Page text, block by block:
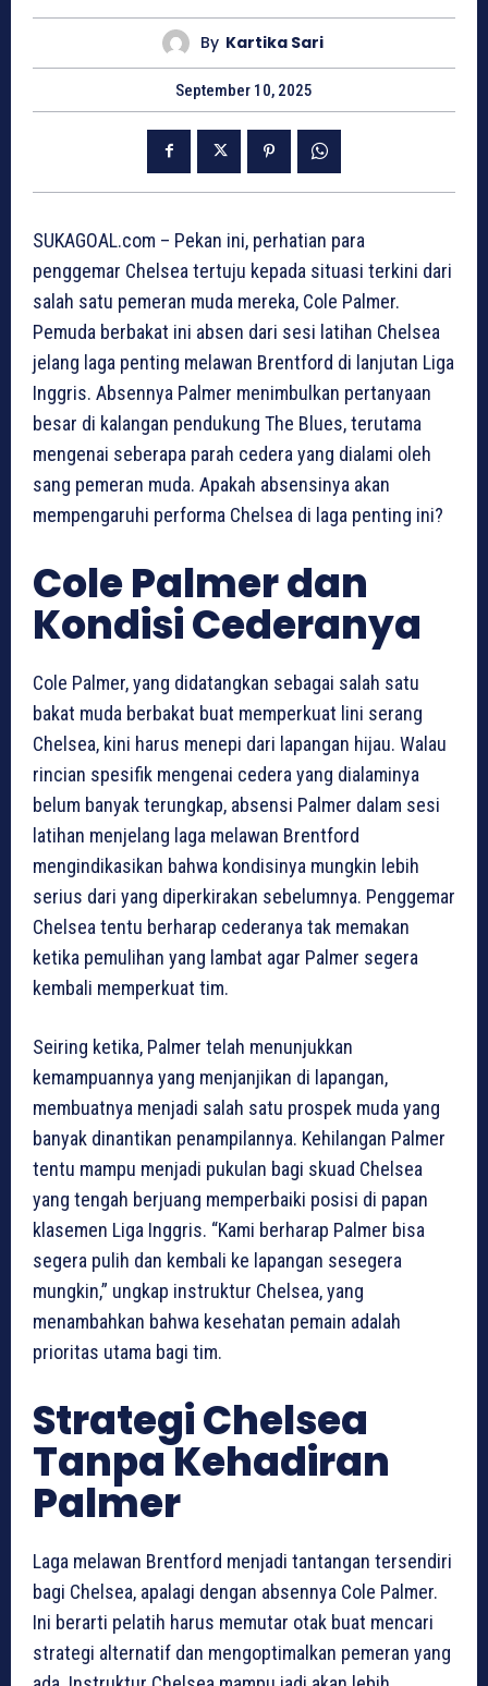
By Kartika Sari
September 10, 2025
SUKAGOAL.com – Pekan ini, perhatian para
penggemar Chelsea tertuju kepada situasi terkini dari
salah satu pemeran muda mereka, Cole Palmer.
Pemuda berbakat ini absen dari sesi latihan Chelsea
jelang laga penting melawan Brentford di lanjutan Liga
Inggris. Absennya Palmer menimbulkan pertanyaan
besar di kalangan pendukung The Blues, terutama
mengenai seberapa parah cedera yang dialami oleh
sang pemeran muda. Apakah absensinya akan
mempengaruhi performa Chelsea di laga penting ini?
Cole Palmer dan
Kondisi Cederanya
Cole Palmer, yang didatangkan sebagai salah satu
bakat muda berbakat buat memperkuat lini serang
Chelsea, kini harus menepi dari lapangan hijau. Walau
rincian spesifik mengenai cedera yang dialaminya
belum banyak terungkap, absensi Palmer dalam sesi
latihan menjelang laga melawan Brentford
mengindikasikan bahwa kondisinya mungkin lebih
serius dari yang diperkirakan sebelumnya. Penggemar
Chelsea tentu berharap cederanya tak memakan
ketika pemulihan yang lambat agar Palmer segera
kembali memperkuat tim.
Seiring ketika, Palmer telah menunjukkan
kemampuannya yang menjanjikan di lapangan,
membuatnya menjadi salah satu prospek muda yang
banyak dinantikan penampilannya. Kehilangan Palmer
tentu mampu menjadi pukulan bagi skuad Chelsea
yang tengah berjuang memperbaiki posisi di papan
klasemen Liga Inggris. “Kami berharap Palmer bisa
segera pulih dan kembali ke lapangan sesegera
mungkin,” ungkap instruktur Chelsea, yang
menambahkan bahwa kesehatan pemain adalah
prioritas utama bagi tim.
Strategi Chelsea
Tanpa Kehadiran
Palmer
Laga melawan Brentford menjadi tantangan tersendiri
bagi Chelsea, apalagi dengan absennya Cole Palmer.
Ini berarti pelatih harus memutar otak buat mencari
strategi alternatif dan mengoptimalkan pemeran yang